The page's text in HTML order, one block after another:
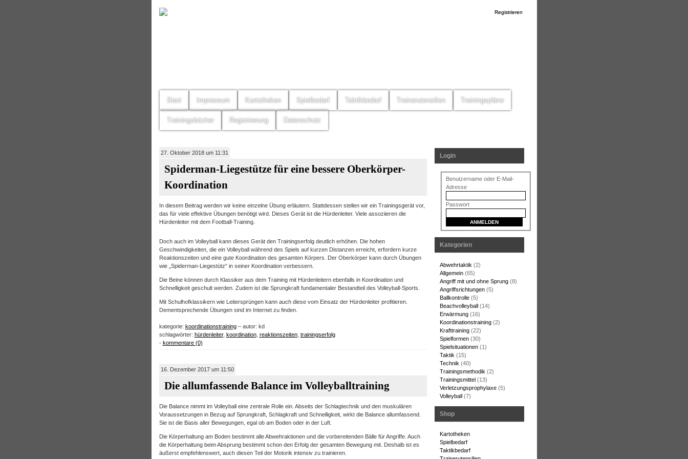
Registrieren
Start Impressum Kartotheken Spielbedarf Taktikbedarf Trainerutensilien Trainingspläne
Trainingsbücher Registrierung Datenschutz
Login
Benutzername oder E-Mail-
Adresse
Passwort
Kategorien
Abwehrtaktik (2)
Allgemein(65)
Angriff mit und ohne Sprung(8)
Angriffsrichtungen(5)
Ballkontrolle(5)
Beachvolleyball(14)
Erwärmung(16)
Koordinationstraining(2)
Krafttraining(22)
Spielformen(30)
Spielsituationen(1)
Taktik (15)
Technik (40)
Trainingsmethodik (2)
Trainingsmittel(13)
Verletzungsprophylaxe(5)
Volleyball(7)
Shop
Kartotheken
Spielbedarf
Taktikbedarf
27. Oktober 2018 um 11:31
Spiderman-Liegestütze für eine bessere Oberkörper-
Koordination
In diesem Beitrag werden wir keine einzelne Übung erläutern. Stattdessen stellen wir ein Trainingsgerät vor,
das für viele effektive Übungen benötigt wird. Dieses Gerät ist die Hürdenleiter. Viele assoziieren die
Hürdenleiter mit dem Football-Training.
Doch auch im Volleyball kann dieses Gerät den Trainingserfolg deutlich erhöhen. Die hohen
Geschwindigkeiten, die ein Volleyball während des Spiels auf kurzen Distanzen erreicht, erfordern kurze
Reaktionszeiten und eine gute Koordination des gesamten Körpers. Der Oberkörper kann durch Übungen
wie „Spiderman-Liegestütz“ in seiner Koordination verbessern.
Die Beine können durch Klassiker aus dem Training mit Hürdenleitern ebenfalls in Koordination und
Schnelligkeit geschult werden. Zudem ist die Sprungkraft fundamentaler Bestandteil des Volleyball-Sports.
Mit Schulhofklassikern wie Leitersprüngen kann auch diese vom Einsatz der Hürdenleiter profitieren.
Dementsprechende Übungen sind im Internet zu finden.
kategorie: koordinationstraining– autor: kd
schlagwörter: hürdenleiter, koordination, reaktionszeiten, trainingserfolg
- kommentare (0)
16. Dezember 2017 um 11:50
Die allumfassende Balance im Volleyballtraining
Die Balance nimmt im Volleyball eine zentrale Rolle ein. Abseits der Schlagtechnik und den muskulären
Voraussetzungen in Bezug auf Sprungkraft, Schlagkraft und Schnelligkeit, wirkt die Balance allumfassend.
Sie ist die Basis aller Bewegungen, egal ob am Boden oder in der Luft.
Die Körperhaltung am Boden bestimmt alle Abwehraktionen und die vorbereitenden Bälle für Angriffe. Auch
die Körperhaltung beim Absprung bestimmt schon den Erfolg der gesamten Bewegung mit. Deshalb ist es
äußerst empfehlenswert, auch diesen Teil der Motorik intensiv zu trainieren.